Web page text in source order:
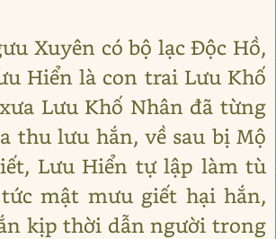
Xuyên có bộ lạc Độc Hồ,
Hiển là con trai Lưu Khố
Lưu Khố Nhân đã từng
thu lưu hắn, về sau bị Mộ
Lưu Hiển tự lập làm tù
mật mưu giết hại hắn,
kịp thời dẫn người trong